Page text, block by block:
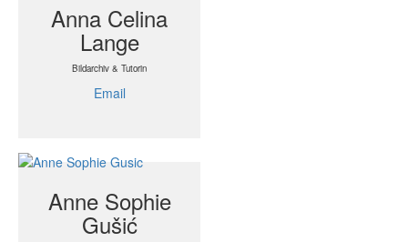
Anna Celina
Lange
Bildarchiv & Tutorin
Email
Anne Sophie
Gušić